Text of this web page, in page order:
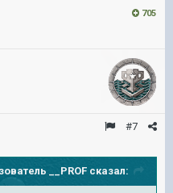
705
#7
__PROF сказал: